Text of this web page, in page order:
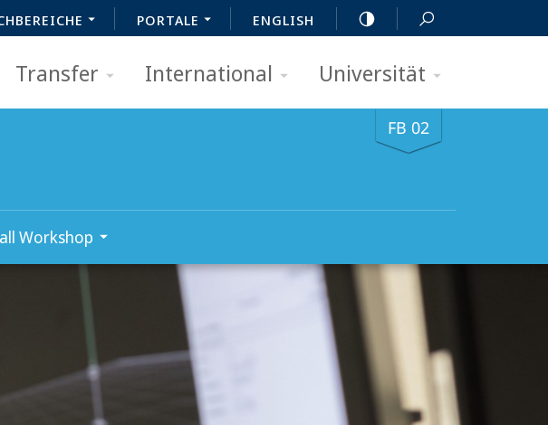
PORTALE ENGLISH
Transfer International Universität
FB 02
Workshop